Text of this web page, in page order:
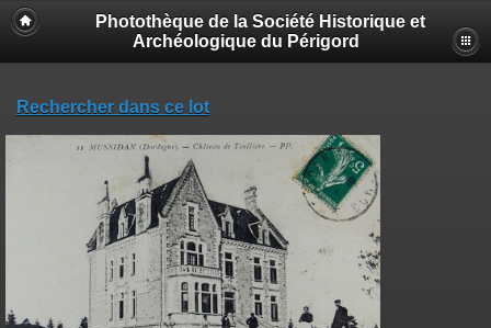
Photothèque de la Société Historique et
Archéologique du Périgord
Rechercher dans ce lot